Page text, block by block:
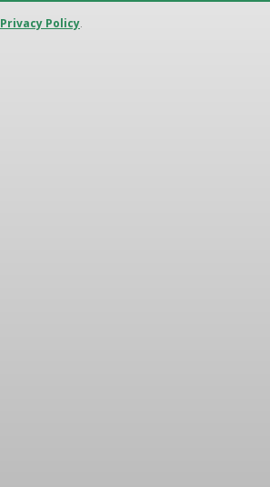
Privacy Policy.